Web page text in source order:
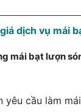
dịch vụ mái
mái bạt lượn
yêu cầu làm